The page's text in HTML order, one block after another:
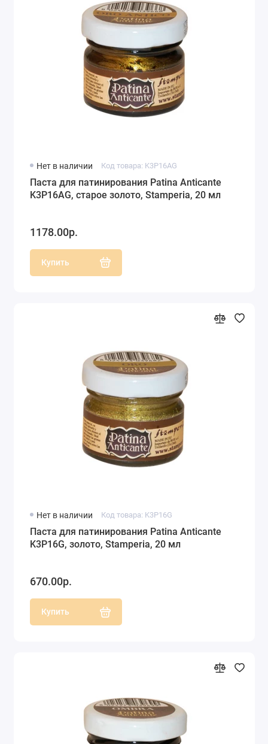
Нет в наличии Код товара: K3P16AG
Паста для патинирования Patina Anticante
K3P16AG, старое золото, Stamperia, 20 мл
1178.00р.
Купить
Нет в наличии Код товара: K3P16G
Паста для патинирования Patina Anticante
K3P16G, золото, Stamperia, 20 мл
670.00р.
Купить